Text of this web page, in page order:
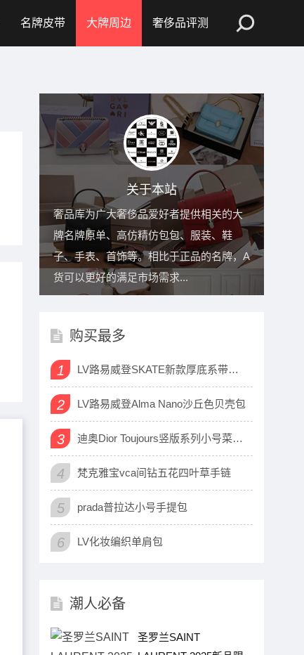
名牌皮带 大牌周边 奢侈品评测
关于本站
奢品库为广大奢侈品爱好者提供相关的大
牌名牌原单、高仿精仿包包、服装、鞋
子、手表、首饰等。相比于正品的名牌，A
货可以更好的满足市场需求...
购买最多
1 LV路易威登SKATE新款厚底系带运动鞋
2 LV路易威登Alma Nano沙丘色贝壳包
3 迪奥Dior Toujours竖版系列小号菜篮子包
4 梵克雅宝vca间钻五花四叶草手链
5 prada普拉达小号手提包
6 LV化妆编织单肩包
潮人必备
圣罗兰SAINT